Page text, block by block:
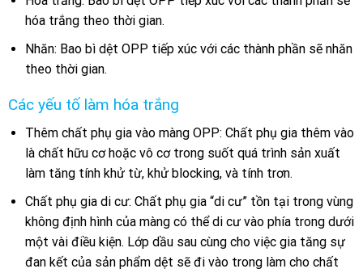
hóa trắng theo thời gian.
Nhăn: Bao bì dệt OPP tiếp xúc với các thành phần sẽ nhăn
theo thời gian.
Các yếu tố làm hóa trắng
Thêm chất phụ gia vào màng OPP: Chất phụ gia thêm vào
là chất hữu cơ hoặc vô cơ trong suốt quá trình sản xuất
làm tăng tính khử từ, khử blocking, và tính trơn.
Chất phụ gia di cư: Chất phụ gia “di cư” tồn tại trong vùng
không định hình của màng có thể di cư vào phía trong dưới
một vài điều kiện. Lớp dầu sau cùng cho việc gia tăng sự
đan kết của sản phẩm dệt sẽ đi vào trong làm cho chất